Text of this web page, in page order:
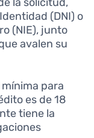
(DNI) o
(NIE), junto
avalen su
para
es de 18
tiene la